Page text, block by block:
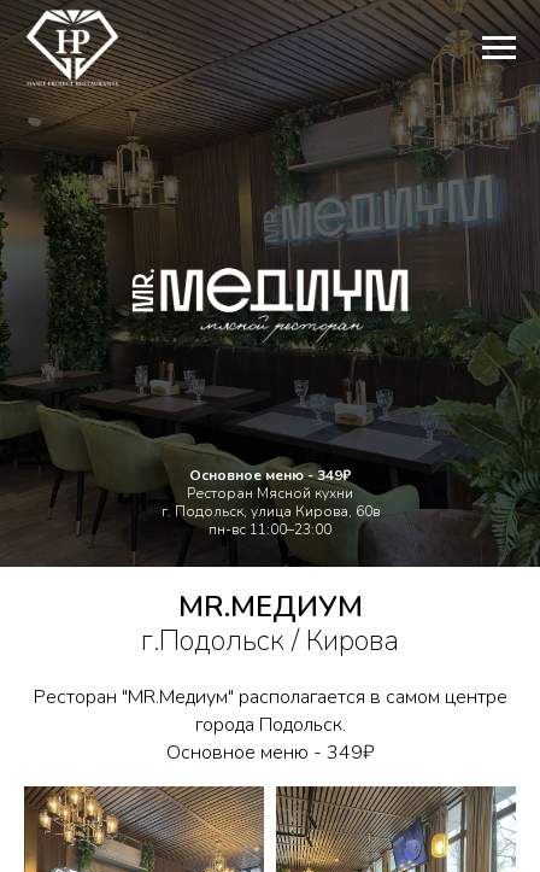
Основное меню - 349₽
Ресторан Мясной кухни
г. Подольск, улица Кирова, 60в
пн-вс 11:00–23:00
ЗАБРОНИРОВАТЬ СТОЛ
Перейти на сайт доставки
MR.МЕДИУМ
г.Подольск / Кирова
Ресторан "MR.Медиум" располагается в самом центре
города Подольск.
Основное меню - 349₽